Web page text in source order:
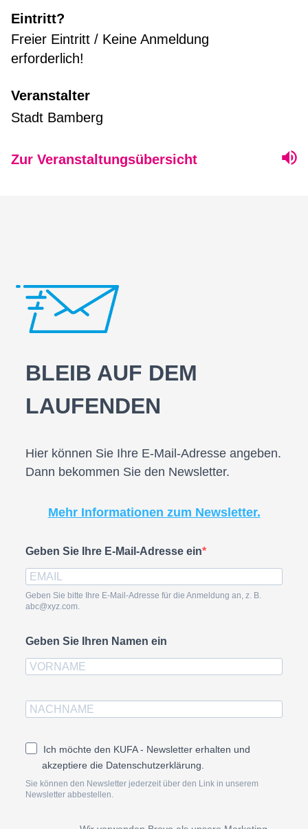
Eintritt?
Freier Eintritt / Keine Anmeldung
erforderlich!
Veranstalter
Stadt Bamberg
Zur Veranstaltungsübersicht
BLEIB AUF DEM
LAUFENDEN
Hier können Sie Ihre E-Mail-Adresse angeben.
Dann bekommen Sie den Newsletter.
Mehr Informationen zum Newsletter.
Geben Sie Ihre E-Mail-Adresse ein
Geben Sie bitte Ihre E-Mail-Adresse für die Anmeldung an, z. B.
abc@xyz.com.
Geben Sie Ihren Namen ein
Ich möchte den KUFA - Newsletter erhalten und
akzeptiere die Datenschutzerklärung.
Sie können den Newsletter jederzeit über den Link in unserem
Newsletter abbestellen.